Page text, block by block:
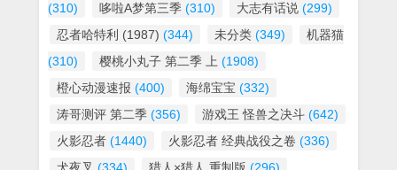
(310)
哆啦A梦第三季 (310) 大志有话说 (299)
忍者哈特利 (1987) (344) 未分类 (349)
机器猫
(310)
樱桃小丸子 第二季 上 (1908)
橙心动漫速报 (400) 海绵宝宝 (332)
涛哥测评 第二季 (356) 游戏王 怪兽之决斗 (642)
火影忍者 (1440) 火影忍者 经典战役之卷 (336)